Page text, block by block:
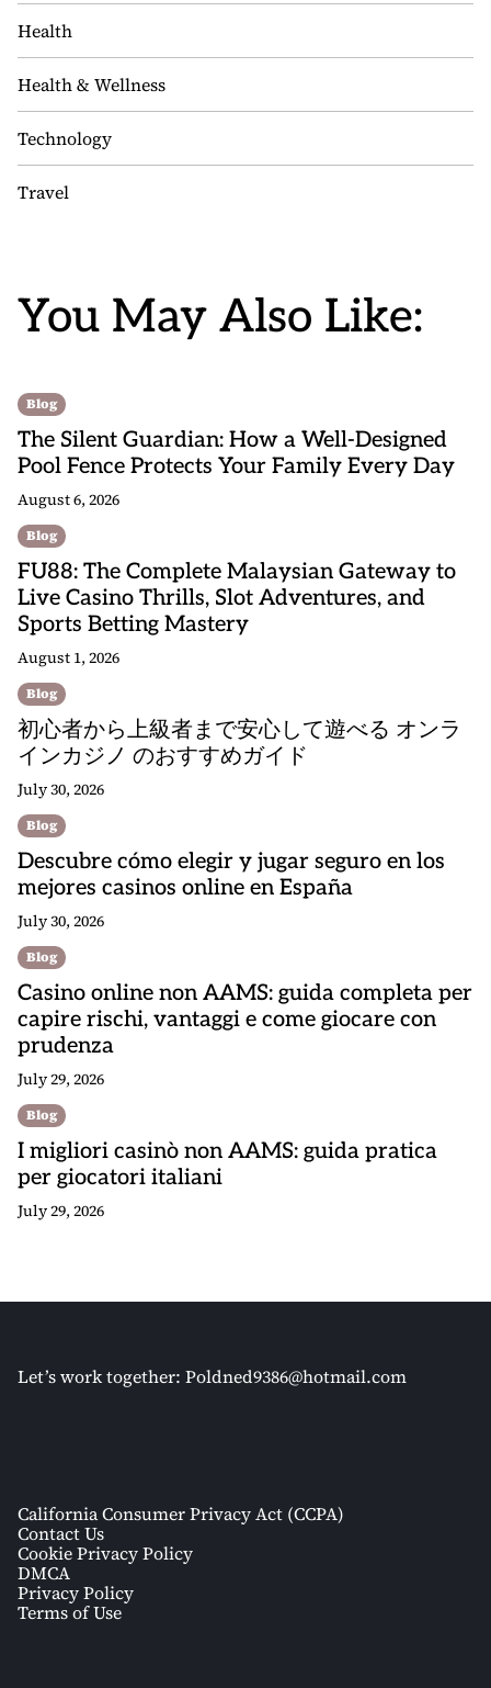
Health
Health & Wellness
Technology
Travel
You May Also Like:
Blog
The Silent Guardian: How a Well-Designed
Pool Fence Protects Your Family Every Day
August 6, 2026
Blog
FU88: The Complete Malaysian Gateway to
Live Casino Thrills, Slot Adventures, and
Sports Betting Mastery
August 1, 2026
Blog
初心者から上級者まで安心して遊べる オンラ
インカジノ のおすすめガイド
July 30, 2026
Blog
Descubre cómo elegir y jugar seguro en los
mejores casinos online en España
July 30, 2026
Blog
Casino online non AAMS: guida completa per
capire rischi, vantaggi e come giocare con
prudenza
July 29, 2026
Blog
I migliori casinò non AAMS: guida pratica
per giocatori italiani
July 29, 2026
Let’s work together: Poldned9386@hotmail.com
California Consumer Privacy Act (CCPA)
Contact Us
Cookie Privacy Policy
DMCA
Privacy Policy
Terms of Use